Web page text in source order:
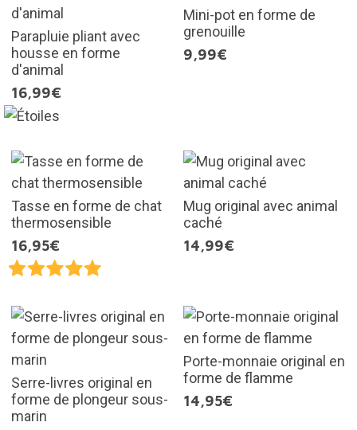
Parapluie pliant avec
housse en forme
d'animal
16,99€
Mini-pot en forme de
grenouille
9,99€
Tasse en forme de chat
thermosensible
16,95€
Mug original avec animal
caché
14,99€
Serre-livres original en
forme de plongeur sous-
marin
Porte-monnaie original en
forme de flamme
14,95€